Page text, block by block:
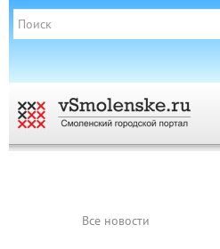
Все новости